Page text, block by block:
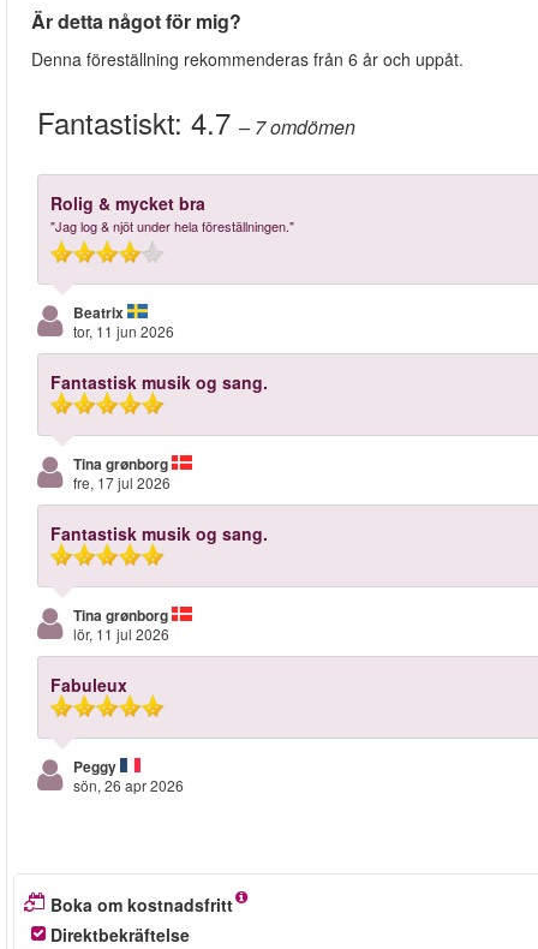
Är detta något för mig?
Denna föreställning rekommenderas från 6 år och uppåt.
Fantastiskt: 4.7 – 7omdömen
Rolig & mycket bra
"Jag log & njöt under hela föreställningen."
Beatrix
tor, 11 jun 2026
Fantastisk musik og sang.
Tina grønborg
fre, 17 jul 2026
Fantastisk musik og sang.
Tina grønborg
lör, 11 jul 2026
Fabuleux
Peggy
sön, 26 apr 2026
Boka om kostnadsfritt
Direktbekräftelse